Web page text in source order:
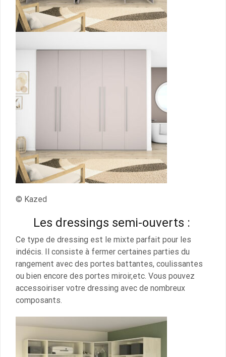
© Kazed
Les dressings semi-ouverts :
Ce type de dressing est le mixte parfait pour les
indécis. Il consiste à fermer certaines parties du
rangement avec des portes battantes, coulissantes
ou bien encore des portes miroir,etc. Vous pouvez
accessoiriser votre dressing avec de nombreux
composants.